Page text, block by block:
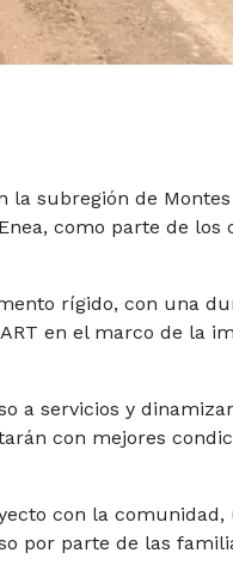
la subregión de
como parte de los
rígido, con una
en el marco de la
a servicios y
con mejores
con la
por parte de las